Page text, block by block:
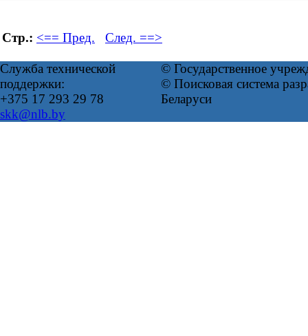
Стр.: <== Пред. След. ==>
Служба технической
поддержки:
+375 17 293 29 78
skk@nlb.by
© Государственное
© Поисковая система
Беларуси